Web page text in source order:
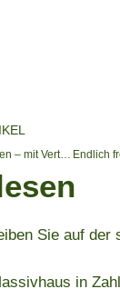
Bauunternehmen Aachen – mit Vertrauen fängt es an
Sie auf der
in